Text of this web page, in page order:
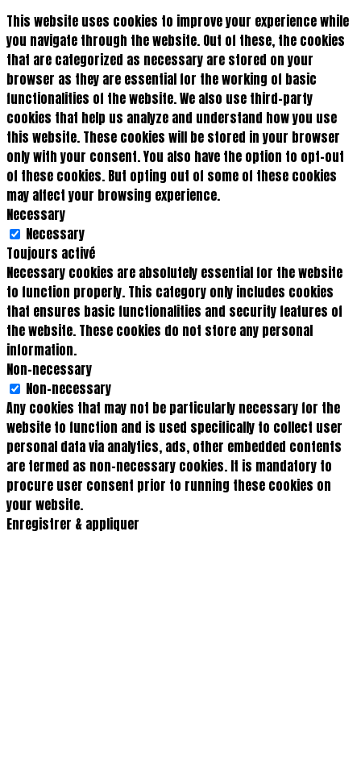
This website uses cookies to improve your experience while
you navigate through the website. Out of these, the cookies
that are categorized as necessary are stored on your
browser as they are essential for the working of basic
functionalities of the website. We also use third-party
cookies that help us analyze and understand how you use
this website. These cookies will be stored in your browser
only with your consent. You also have the option to opt-out
of these cookies. But opting out of some of these cookies
may affect your browsing experience.
Necessary
Necessary
Toujours activé
Necessary cookies are absolutely essential for the website
to function properly. This category only includes cookies
that ensures basic functionalities and security features of
the website. These cookies do not store any personal
information.
Non-necessary
Non-necessary
Any cookies that may not be particularly necessary for the
website to function and is used specifically to collect user
personal data via analytics, ads, other embedded contents
are termed as non-necessary cookies. It is mandatory to
procure user consent prior to running these cookies on
your website.
Enregistrer & appliquer